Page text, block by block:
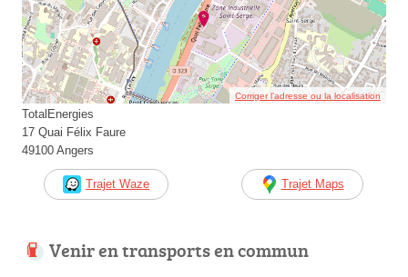
Corriger l’adresse ou la localisation
TotalEnergies
17 Quai Félix Faure
49100 Angers
Trajet Waze Trajet Maps
Venir en transports en commun